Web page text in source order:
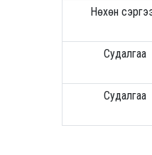
Нөхөн
Судалгаа
Судалгаа